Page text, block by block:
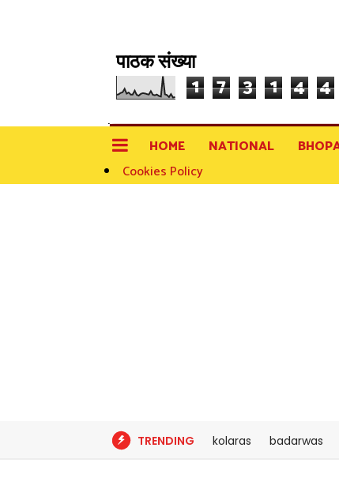
पाठक संख्या
1 7 3 1 4 4
HOME NATIONAL
Cookies Policy
TRENDING kolaras badarwas